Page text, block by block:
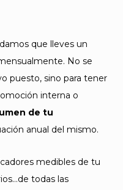
que lleves un
No se
puesto, sino para tener
interna o
de tu
anual del mismo.
medibles de tu
todas las